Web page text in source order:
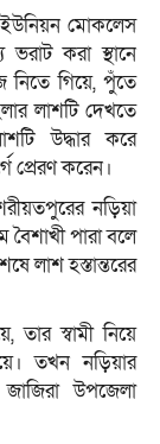
ইউনিয়ন মোকলেস
করা স্থানে
নিতে গিয়ে, পুঁতে
লাশটি দেখতে
উদ্ধার করে
প্রেরণ করেন।
নড়িয়া
পারা বলে
লাশ হস্তান্তরের
তার স্বামী নিয়ে
তখন নড়িয়ার
উপজেলা